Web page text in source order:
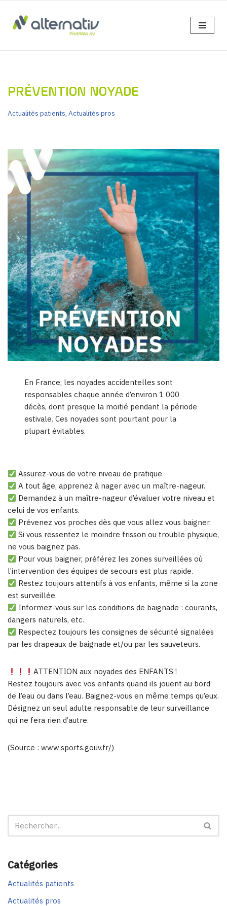
Aller
contenu
PRÉVENTION NOYADE
Actualités patients, Actualités pros
En France, les noyades accidentelles sont
responsables chaque année d’environ 1 000
décès, dont presque la moitié pendant la période
estivale. Ces noyades sont pourtant pour la
plupart évitables.
Assurez-vous de votre niveau de pratique
A tout âge, apprenez à nager avec un maître-nageur.
Demandez à un maître-nageur d’évaluer votre niveau et
celui de vos enfants.
Prévenez vos proches dès que vous allez vous baigner.
Si vous ressentez le moindre frisson ou trouble physique,
ne vous baignez pas.
Pour vous baigner, préférez les zones surveillées où
l’intervention des équipes de secours est plus rapide.
Restez toujours attentifs à vos enfants, même si la zone
est surveillée.
Informez-vous sur les conditions de baignade : courants,
dangers naturels, etc.
Respectez toujours les consignes de sécurité signalées
par les drapeaux de baignade et/ou par les sauveteurs.
ATTENTION aux noyades des ENFANTS !
Restez toujours avec vos enfants quand ils jouent au bord
de l’eau ou dans l’eau. Baignez-vous en même temps qu’eux.
Désignez un seul adulte responsable de leur surveillance
qui ne fera rien d’autre.
(Source : www.sports.gouv.fr/)
Catégories
Actualités patients
Actualités pros